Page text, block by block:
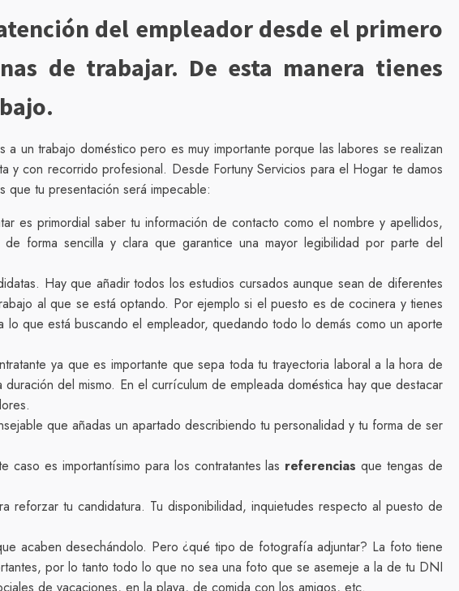
del empleador desde el primero
de trabajar. De esta manera tienes
un trabajo doméstico pero es muy importante porque las labores se realizan
con recorrido profesional. Desde Fortuny Servicios para el Hogar te damos
que tu presentación será impecable:
es primordial saber tu información de contacto como el nombre y apellidos,
forma sencilla y clara que garantice una mayor legibilidad por parte del
Hay que añadir todos los estudios cursados aunque sean de diferentes
al que se está optando. Por ejemplo si el puesto es de cocinera y tienes
que está buscando el empleador, quedando todo lo demás como un aporte
ya que es importante que sepa toda tu trayectoria laboral a la hora de
del mismo. En el currículum de empleada doméstica hay que destacar
que añadas un apartado describiendo tu personalidad y tu forma de ser
caso es importantísimo para los contratantes las referencias que tengas de
reforzar tu candidatura. Tu disponibilidad, inquietudes respecto al puesto de
acaben desechándolo. Pero ¿qué tipo de fotografía adjuntar? La foto tiene
por lo tanto todo lo que no sea una foto que se asemeje a la de tu DNI